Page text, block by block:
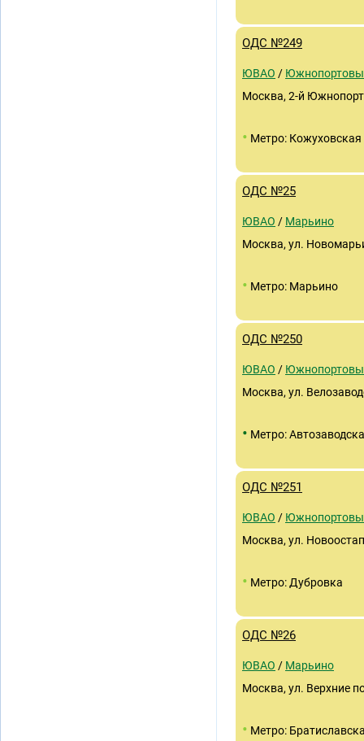
ОДС №249
ЮВАО /
Москва, 2-й
• Метро: Кожуховская
ОДС №25
ЮВАО / Марьино
Москва, ул.
• Метро: Марьино
ОДС №250
ЮВАО /
Москва, ул.
• Метро:
ОДС №251
ЮВАО /
Москва, ул.
• Метро: Дубровка
ОДС №26
ЮВАО / Марьино
Москва, ул. Верхние
• Метро: